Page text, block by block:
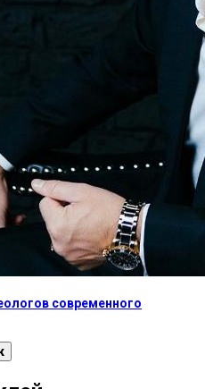
современного